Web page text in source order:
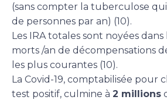
(sans compter la tuberculose
de personnes par an) (10).
Les IRA totales sont noyées dans
morts /an de décompensations
les plus courantes (10).
La Covid-19, comptabilisée pour
test positif, culmine à 2 millions